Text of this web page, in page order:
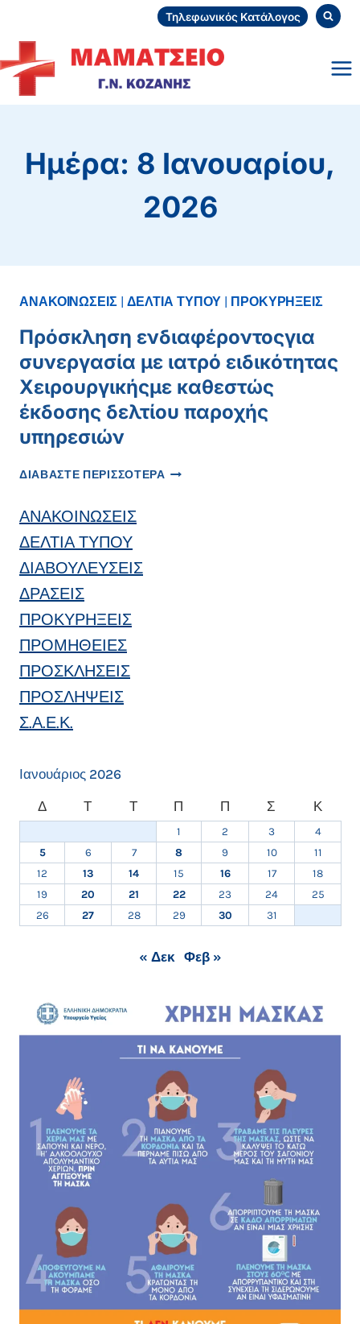
content
Τηλεφωνικός Κατάλογος
Ημέρα: 8 Ιανουαρίου,
2026
ΑΝΑΚΟΙΝΩΣΕΙΣ| ΔΕΛΤΙΑ ΤΥΠΟΥ | ΠΡΟΚΥΡΗΞΕΙΣ
Πρόσκληση ενδιαφέροντοςγια
συνεργασία με ιατρό ειδικότητας
Χειρουργικήςμε καθεστώς
έκδοσης δελτίου παροχής
υπηρεσιών
ΔΙΑΒΑΣΤΕ ΠΕΡΙΣΣΟΤΕΡΑ ΠΡΌΣΚΛΗΣΗ
ΑΝΑΚΟΙΝΩΣΕΙΣ
ΔΕΛΤΙΑ ΤΥΠΟΥ
ΔΙΑΒΟΥΛΕΥΣΕΙΣ
ΔΡΑΣΕΙΣ
ΠΡΟΚΥΡΗΞΕΙΣ
ΠΡΟΜΗΘΕΙΕΣ
ΠΡΟΣΚΛΗΣΕΙΣ
ΠΡΟΣΛΗΨΕΙΣ
Σ.Α.Ε.Κ.
Ιανουάριος 2026
Δ
Τ Τ Π Π Σ Κ
1 2 3
4
5
6 7 8 9 10
11
12
13 14 15 16 17
18
19
20 21 22 23 24
25
26
27 28 29 30 31
« Δεκ Φεβ »